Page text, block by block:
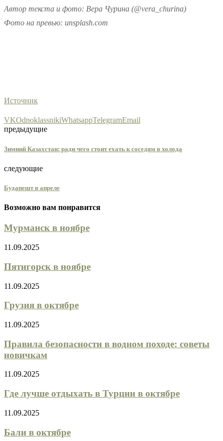
Автор текста и фото: Вера Чурина (@vera_churina)
Фото на превью: unsplash.com
Источник
VKOdnoklassnikiWhatsappTelegramEmail
предыдущие
Зимний Казахстан: ради чего стоит ехать к соседям в холода
следующие
Будапешт в апреле
Возможно вам понравится
Мурманск в ноябре
11.09.2025
Пятигорск в ноябре
11.09.2025
Грузия в октябре
11.09.2025
Правила безопасности в водном походе: советы
новичкам
11.09.2025
Где лучше отдыхать в Турции в октябре
11.09.2025
Бали в октябре